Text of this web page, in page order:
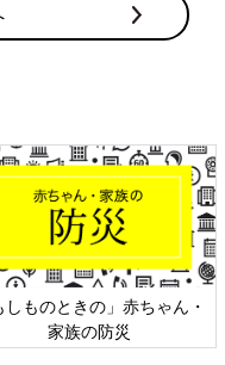
星占術 細木かおりさんの人
相談